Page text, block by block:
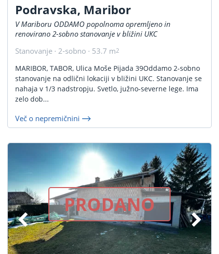
Podravska, Maribor
V Mariboru ODDAMO popolnoma opremljeno in
renovirano 2-sobno stanovanje v bližini UKC
Stanovanje · 2-sobno · 53.7 m2
MARIBOR, TABOR, Ulica Moše Pijada 39Oddamo 2-sobno
stanovanje na odlični lokaciji v bližini UKC. Stanovanje se
nahaja v 1/3 nadstropju. Svetlo, južno-severne lege. Ima
zelo dob...
Več o nepremičnini
PRODANO